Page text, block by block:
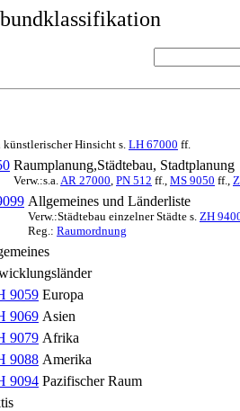
Hinsicht s. LH 67000 ff.
Raumplanung,Städtebau, Stadtplanung
Verw.:s.a.AR 27000, PN 512 ff., MS 9050 ff.,
Allgemeines und Länderliste
Verw.:Städtebau einzelner Städte s. ZH
Reg.: Raumordnung
9059 Europa
9069 Asien
9079 Afrika
9088 Amerika
9094 Pazifischer Raum